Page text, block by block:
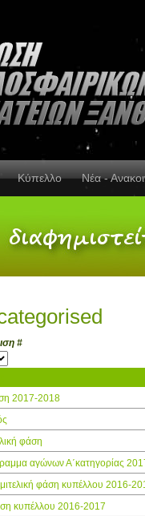
Κύπελλο Νέα -
#
2017-2018
φάση
αγώνων Α΄κατηγορίας
φάση κυπέλλου 2016-
κυπέλλου 2016-2017